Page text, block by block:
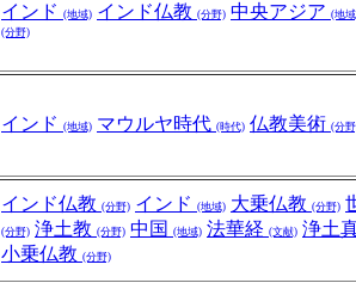
インド (地域) インド仏教 (分野) 中央アジア (地
(分野)
インド (地域) マウルヤ時代 (時代) 仏教美術 (分
インド仏教 (分野) インド (地域) 大乗仏教 (分野)
(分野) 浄土教 (分野) 中国 (地域) 法華経 (文献) 浄土
小乗仏教 (分野)